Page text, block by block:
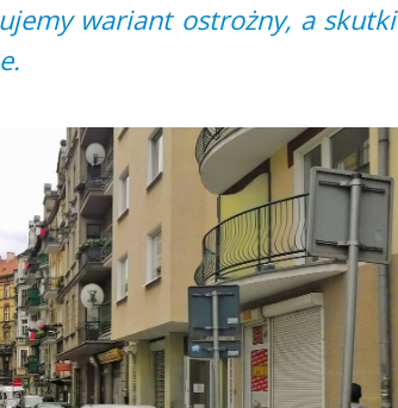
wariant ostrożny, a skutki